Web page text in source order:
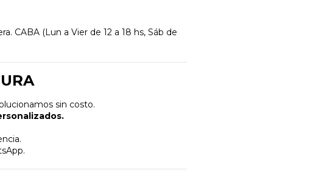
CABA (Lun a Vier de 12 a 18 hs, Sáb de
sin costo.